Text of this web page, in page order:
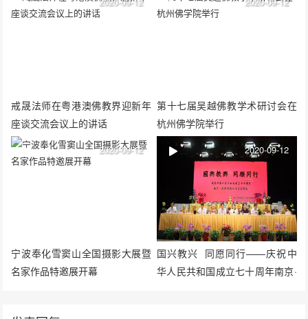
戒晟法师在粤港澳佛教界迎新年
座谈交流会议上的讲话
第十七届吴越佛教学术研讨会在
杭州佛学院举行
宁波奉化雪窦山全国摄影大展暨
名家作品特邀展开幕
2020-09-12
国兴教兴 同愿同行——庆祝中
华人民共和国成立七十周年南京·
2020-09-12